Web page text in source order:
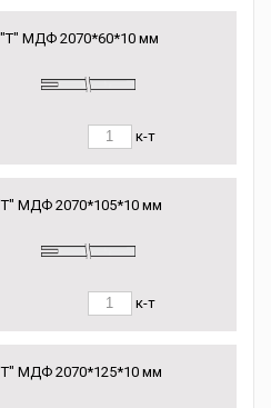
МДФ 2070*60*10 мм
к-т
МДФ 2070*105*10 мм
к-т
МДФ 2070*125*10 мм